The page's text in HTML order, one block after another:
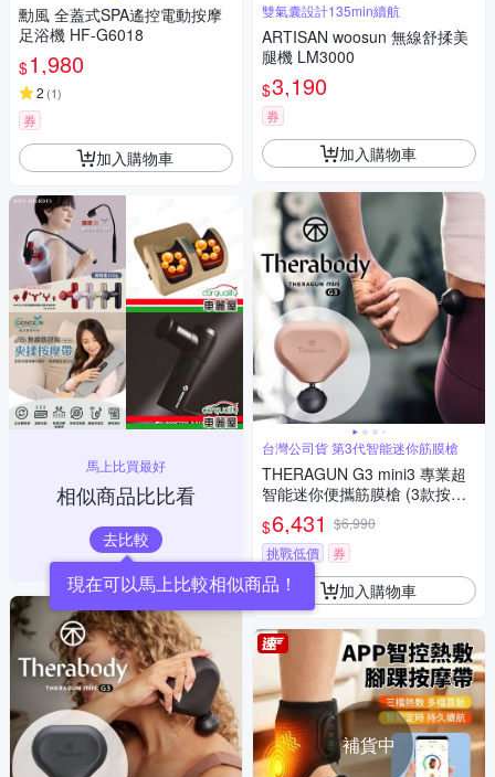
勳風 全蓋式SPA遙控電動按摩
足浴機 HF-G6018
$1,980
2 (1)
券
加入購物車
馬上比買最好
相似商品比比看
去比較
雙氣囊設計135min續航
ARTISAN woosun 無線舒揉美
腿機 LM3000
$3,190
券
加入購物車
台灣公司貨 第3代智能迷你筋膜槍
THERAGUN G3 mini3 專業超
智能迷你便攜筋膜槍 (3款按摩
頭/10mm振幅/9kg推力) 砂岩玫
瑰粉
$6,431 $6,990
挑戰低價
券
加入購物車
補貨中